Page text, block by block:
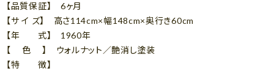
【品質保証】 6ヶ月
【サ イ ズ】 高さ114cm×幅148cm×奥行き60cm
【年 式】 1960年
【 色 】 ウォルナット／艶消し塗装
【特 徴】